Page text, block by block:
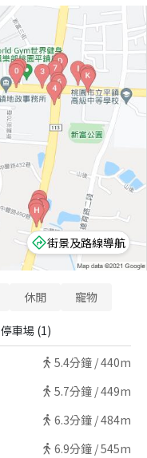
街景及路線導航
休閒 寵物
停車場 (1)
5.4分鐘 /440m
5.7分鐘 /449m
6.3分鐘 /484m
6.9分鐘 /545m